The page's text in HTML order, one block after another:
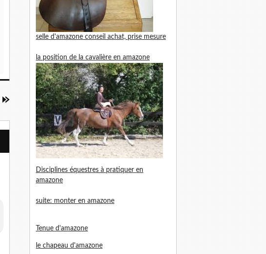
selle d'amazone conseil achat, prise mesure
la position de la cavalière en amazone
Disciplines équestres à pratiquer en
amazone
suite: monter en amazone
Tenue d'amazone
le chapeau d'amazone